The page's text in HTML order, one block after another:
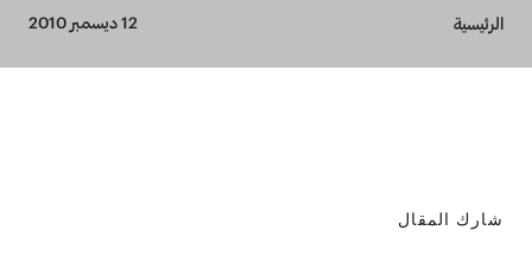
Breadcrumb
الرئيسية 12 ديسمبر 2010
شارك المقال